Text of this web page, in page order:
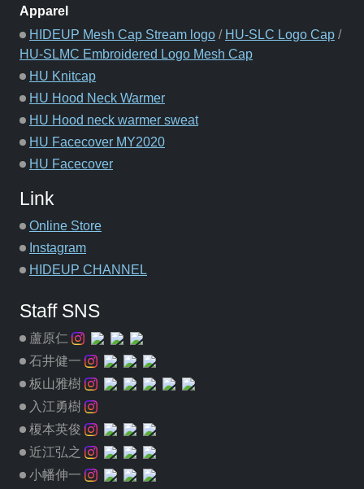
Apparel
HIDEUP Mesh Cap Stream logo / HU-SLC Logo Cap /
HU-SLMC Embroidered Logo Mesh Cap
HU Knitcap
HU Hood Neck Warmer
HU Hood neck warmer sweat
HU Facecover MY2020
HU Facecover
Link
Online Store
Instagram
HIDEUP CHANNEL
Staff SNS
蘆原仁
石井健一
板山雅樹
入江勇樹
榎本英俊
近江弘之
小幡伸一